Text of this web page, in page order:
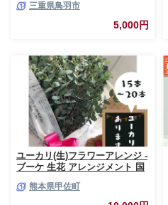
三重県鳥羽市
5,000円
ユーカリ(生)フラワーアレンジ -
ブーケ 生花 アレンジメント 国
ンテリア 虫よけ作用 人気 おす
熊本県甲佐町